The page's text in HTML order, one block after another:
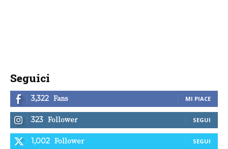
Seguici
3,322 Fans MI PIACE
323 Follower SEGUI
1,002 Follower SEGUI